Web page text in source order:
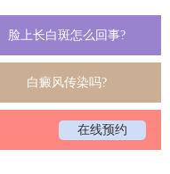
脸上长白斑怎么回事?
白癜风传染吗?
在线预约